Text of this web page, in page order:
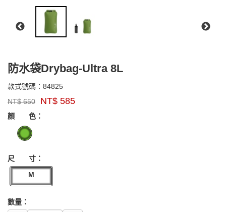
防水袋Drybag-Ultra 8L
款式號碼： 8482584825
牌：
EXPED
NT$650 NT$ 585
GOODS000000000000005457607
顏 色：
尺 寸：
M
數量：